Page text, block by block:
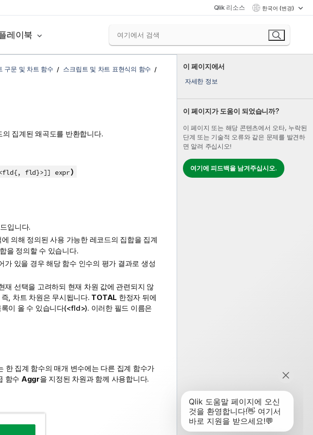
Qlik 리소스 한국어 (변경)
레이북
이 페이지에서
자세한 정보
이 페이지가 도움이 되었습니까?
이 페이지 또는 해당 콘텐츠에서 오타, 누락된
단계 또는 기술적 오류와 같은 문제를 발견하
면 알려 주십시오!
여기에 피드백을 남겨주십시오.
구문 및 차트 함수
스크립트 및 차트 표현식의 함수
집계된 왜곡도를 반환합니다.
[<fld{, fld}>]] expr)
입니다.
의해 정의된 사용 가능한 레코드의 집합을 집계
을 정의할 수 있습니다.
가 있을 경우 해당 함수 인수의 평가 결과로 생성
재 선택을 고려하되 현재 차원 값에 관련되지 않
, 차트 차원은 무시됩니다. TOTAL 한정자 뒤에
이 올 수 있습니다(<fld>). 이러한 필드 이름은
한 집계 함수의 매개 변수에는 다른 집계 함수가
함수 Aggr을 지정된 차원과 함께 사용합니다.